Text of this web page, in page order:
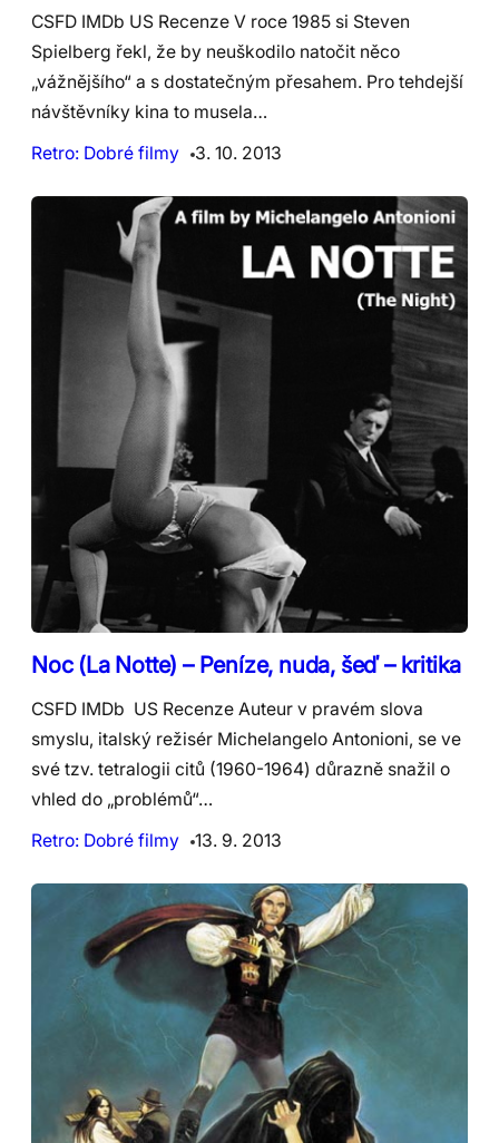
CSFD IMDb US Recenze V roce 1985 si Steven
Spielberg řekl, že by neuškodilo natočit něco
„vážnějšího“ a s dostatečným přesahem. Pro tehdejší
návštěvníky kina to musela…
Retro: Dobré filmy
3. 10. 2013
Noc (La Notte) – Peníze, nuda, šeď – kritika
CSFD IMDb US Recenze Auteur v pravém slova
smyslu, italský režisér Michelangelo Antonioni, se ve
své tzv. tetralogii citů (1960-1964) důrazně snažil o
vhled do „problémů“…
Retro: Dobré filmy
13. 9. 2013